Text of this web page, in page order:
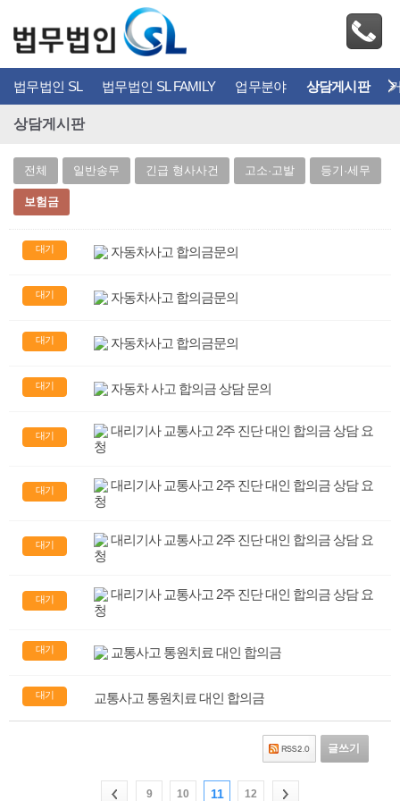
법무법인 SL 법무법인 SL FAMILY 업무분야 상담게시판
상담게시판
전체 일반송무 긴급 형사사건 고소·고발 등기·세무
보험금
대기 자동차사고 합의금문의
대기 자동차사고 합의금문의
대기 자동차사고 합의금문의
대기 자동차 사고 합의금 상담 문의
대기
대리기사 교통사고 2주 진단 대인 합의금 상담 요
청
대기
대리기사 교통사고 2주 진단 대인 합의금 상담 요
청
대기
대리기사 교통사고 2주 진단 대인 합의금 상담 요
청
대기
대리기사 교통사고 2주 진단 대인 합의금 상담 요
청
대기 교통사고 통원치료 대인 합의금
대기 교통사고 통원치료 대인 합의금
글쓰기
9 10 11 12